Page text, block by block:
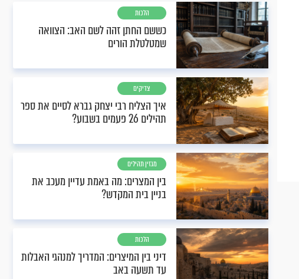
הלכות
כששם החתן זהה לשם האב: הצוואה
שמטלטלת הורים
צדיקים
איך הצליח רבי יצחק גברא לסיים את ספר
תהילים 26 פעמים בשבוע?
מגזין תהילים
בין המצרים: מה באמת עדיין מעכב את
בניין בית המקדש?
הלכות
דיני בין המיצרים: המדריך למנהגי האבלות
עד תשעה באב